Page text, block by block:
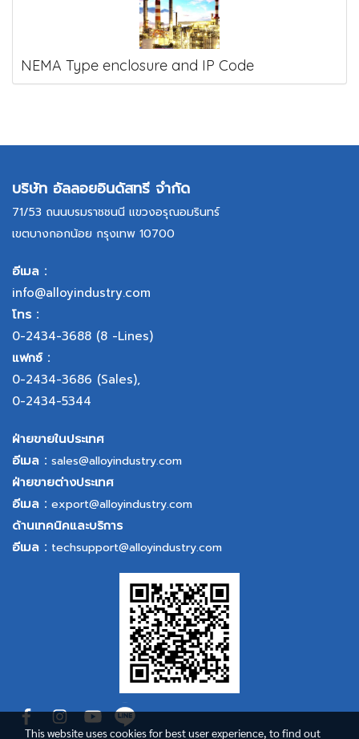
NEMA Type enclosure and IP Code
บริษัท อัลลอยอินดัสทรี จำกัด
71/53 ถนนบรมราชชนนี แขวงอรุณอมรินทร์
เขตบางกอกน้อย กรุงเทพ 10700
อีเมล :
info@alloyindustry.com
โทร :
0-2434-3688 (8 -Lines)
แฟกซ์ :
0-2434-3686 (Sales),
0-2434-5344
ฝ่ายขายในประเทศ
อีเมล : sales@alloyindustry.com
ฝ่ายขายต่างประเทศ
อีเมล : export@alloyindustry.com
ด้านเทคนิคและบริการ
อีเมล : techsupport@alloyindustry.com
This website uses cookies for best user experience, to find out